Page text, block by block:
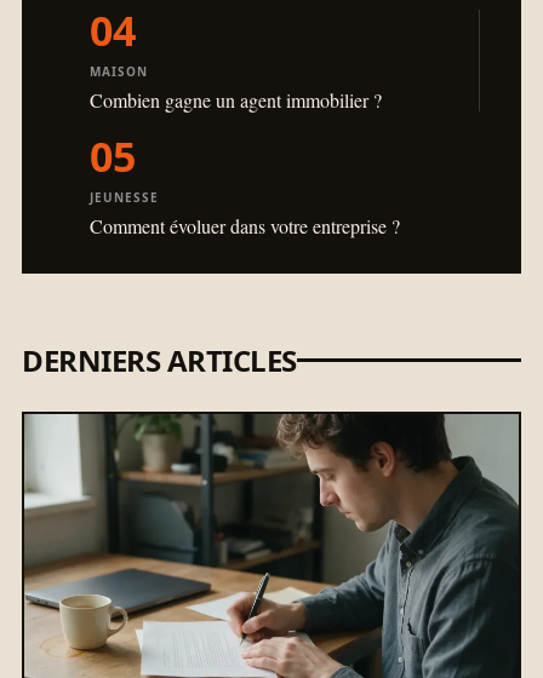
04
MAISON
Combien gagne un agent immobilier ?
05
JEUNESSE
Comment évoluer dans votre entreprise ?
DERNIERS ARTICLES